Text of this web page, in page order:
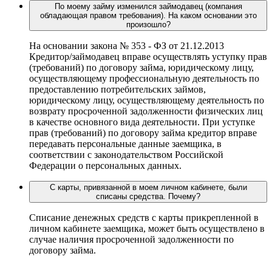
По моему займу изменился займодавец (компания
обладающая правом требования). На каком основании это
произошло?
На основании закона № 353 - ФЗ от 21.12.2013
Кредитор/займодавец вправе осуществлять уступку прав
(требований) по договору займа, юридическому лицу,
осуществляющему профессиональную деятельность по
предоставлению потребительских займов,
юридическому лицу, осуществляющему деятельность по
возврату просроченной задолженности физических лиц
в качестве основного вида деятельности. При уступке
прав (требований) по договору займа кредитор вправе
передавать персональные данные заемщика, в
соответствии с законодательством Российской
Федерации о персональных данных.
С карты, привязанной в моем личном кабинете, были
списаны средства. Почему?
Списание денежных средств с карты прикрепленной в
личном кабинете заемщика, может быть осуществлено в
случае наличия просроченной задолженности по
договору займа.